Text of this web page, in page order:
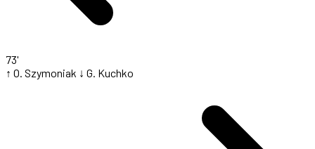
73'
↑ O. Szymoniak ↓ G. Kuchko